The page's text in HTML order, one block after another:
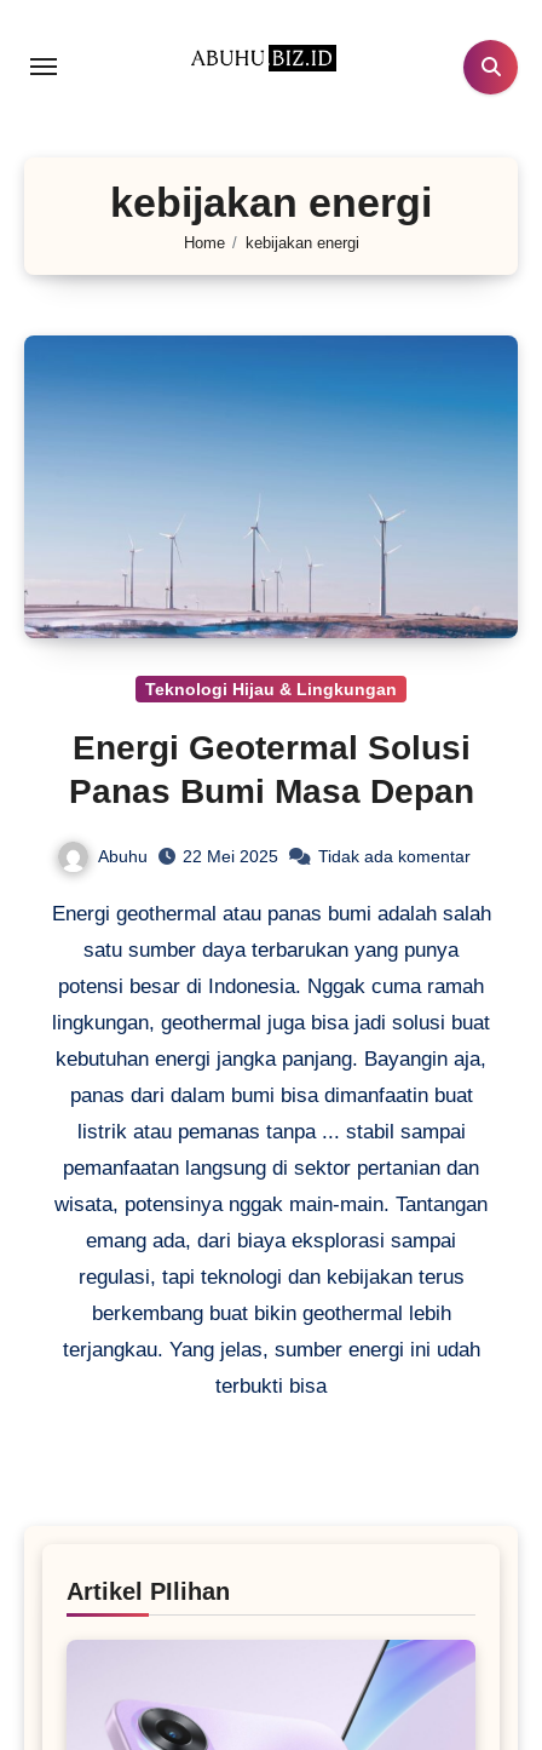
kebijakan energi
Home kebijakan energi
Teknologi Hijau & Lingkungan
Energi Geotermal Solusi
Panas Bumi Masa Depan
Abuhu 22 Mei 2025 Tidak ada komentar
Energi geothermal atau panas bumi adalah salah
satu sumber daya terbarukan yang punya
potensi besar di Indonesia. Nggak cuma ramah
lingkungan, geothermal juga bisa jadi solusi buat
kebutuhan energi jangka panjang. Bayangin aja,
panas dari dalam bumi bisa dimanfaatin buat
listrik atau pemanas tanpa ... stabil sampai
pemanfaatan langsung di sektor pertanian dan
wisata, potensinya nggak main-main. Tantangan
emang ada, dari biaya eksplorasi sampai
regulasi, tapi teknologi dan kebijakan terus
berkembang buat bikin geothermal lebih
terjangkau. Yang jelas, sumber energi ini udah
terbukti bisa
Artikel PIlihan